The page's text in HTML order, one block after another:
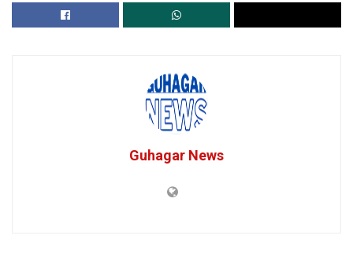
Guhagar News